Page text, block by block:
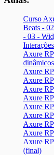
Curso
Beats -
- 03 -
Interações
Axure
Axure
Axure
Axure
Axure
Axure
Axure
Axure
Axure
Axure
(final)